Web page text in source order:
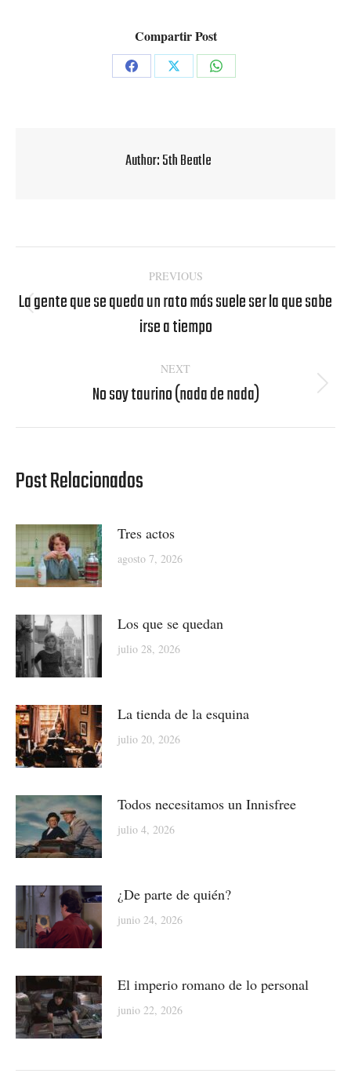
Compartir Post
Share
Share
Share
Author:5th Beatle
navigation
PREVIOUS
Previous
post:
La gente que se queda un rato más suele ser la que sabe
irse a tiempo
NEXT
Next
No soy taurino (nada de nada)
Post Relacionados
Tres actos
agosto 7, 2026
Los que se quedan
julio 28, 2026
La tienda de la esquina
julio 20, 2026
Todos necesitamos un Innisfree
julio 4, 2026
¿De parte de quién?
junio 24, 2026
El imperio romano de lo personal
junio 22, 2026